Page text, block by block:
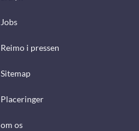
Jobs
Reimo i pressen
Sitemap
Placeringer
om os